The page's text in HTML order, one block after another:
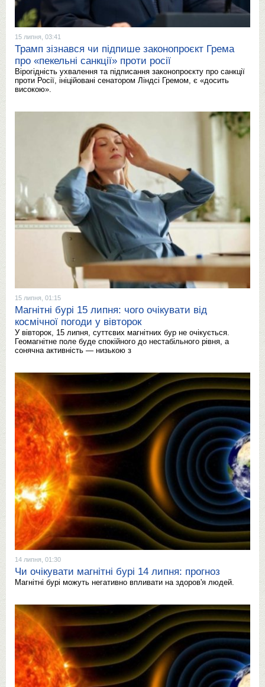
15 липня, 03:41
Трамп зізнався чи підпише законопроєкт Грема
про «пекельні санкції» проти росії
Вірогідність ухвалення та підписання законопроєкту про санкції
проти Росії, ініційовані сенатором Ліндсі Гремом, є «досить
високою».
15 липня, 01:15
Магнітні бурі 15 липня: чого очікувати від
космічної погоди у вівторок
У вівторок, 15 липня, суттєвих магнітних бур не очікується.
Геомагнітне поле буде спокійного до нестабільного рівня, а
сонячна активність — низькою з
14 липня, 01:30
Чи очікувати магнітні бурі 14 липня: прогноз
Магнітні бурі можуть негативно впливати на здоров'я людей.